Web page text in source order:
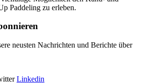
Paddeling zu erleben.
neusten Nachrichten und Berichte über
Linkedin